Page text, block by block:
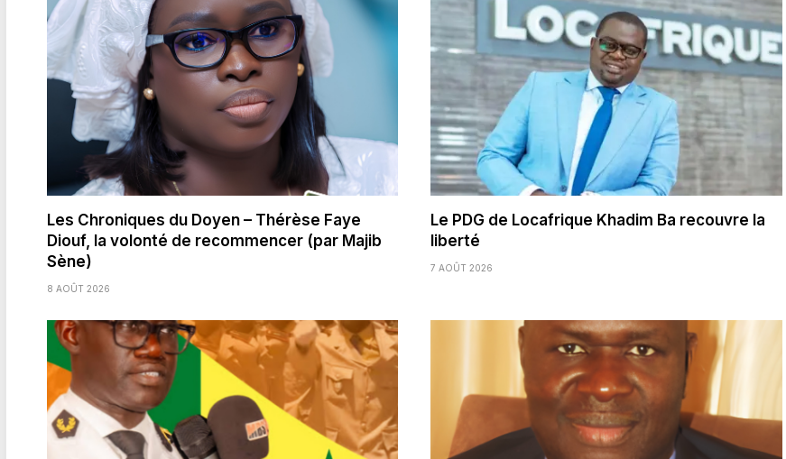
Les Chroniques du Doyen – Thérèse Faye
Diouf, la volonté de recommencer (par Majib
Sène)
8 AOÛT 2026
Le PDG de Locafrique Khadim Ba recouvre la
liberté
7 AOÛT 2026